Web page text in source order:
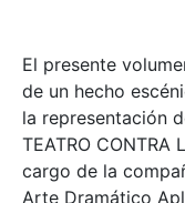
El presente
de un hecho
la representación
TEATRO CONTRA
cargo de la
Arte Dramático